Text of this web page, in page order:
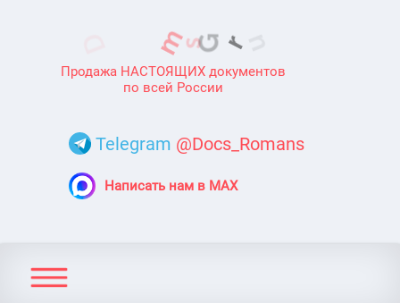
Продажа НАСТОЯЩИХ документов
по всей России
Telegram @Docs_Romans
Написать нам в MAX